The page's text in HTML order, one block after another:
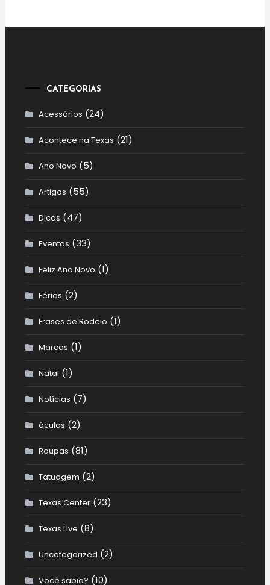
CATEGORIAS
Acessórios (24)
Acontece na Texas (21)
Ano Novo (5)
Artigos (55)
Dicas (47)
Eventos (33)
Feliz Ano Novo (1)
Férias (2)
Frases de Rodeio (1)
Marcas (1)
Natal (1)
Notícias (7)
óculos (2)
Roupas (81)
Tatuagem (2)
Texas Center(23)
Texas Live (8)
Uncategorized (2)
Você sabia? (10)